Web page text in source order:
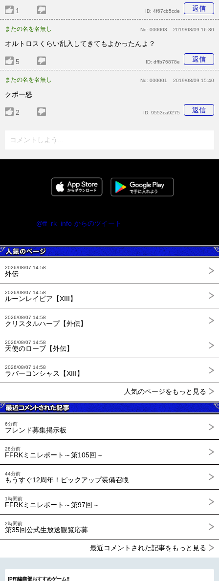
1 返信
ID: 4f67cb5cde
またの名を名無し No: 000003 2019/08/09 16:30
オルトロスくらい乱入してきてもよかったんよ？
5 返信
ID: dffb76878e
またの名を名無し No: 000001 2019/08/09 15:40
クポー怒
2 返信
ID: 9553ca9275
コメントしよう...
@ff_rk_info からのツイート
2026/08/07 14:58
外伝
2026/08/07 14:58
ルーンレイピア【XIII】
2026/08/07 14:58
クリスタルハープ【外伝】
2026/08/07 14:58
天使のローブ【外伝】
2026/08/07 14:58
ラバーコンシャス【XIII】
人気のページをもっと見る
6分前
フレンド募集掲示板
28分前
FFRKミニレポート～第105回～
44分前
もうすぐ12周年！ピックアップ装備召喚
1時間前
FFRKミニレポート～第97回～
2時間前
第35回公式生放送観覧応募
最近コメントされた記事をもっと見る
[PR]編集部おすすめゲーム!!